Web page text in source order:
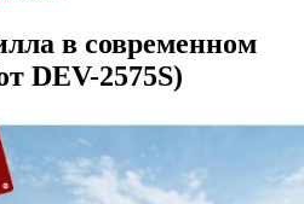
в современном
DEV-2575S)